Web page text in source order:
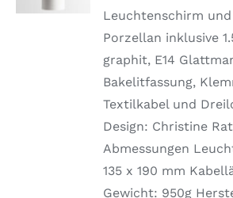
Leuchtenschirm
Porzellan inklusive
graphit, E14
Bakelitfassung,
Textilkabel und
Design: Christine
Abmessungen
135 x 190 mm
Gewicht: 950g